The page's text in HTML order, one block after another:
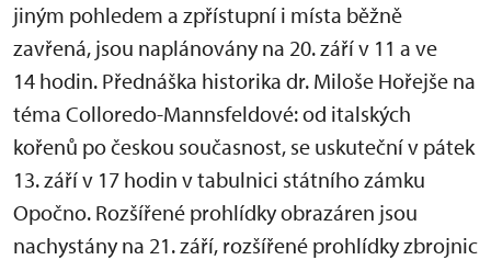
jiným pohledem a zpřístupní i místa běžně
zavřená, jsou naplánovány na 20. září v 11 a ve
14 hodin. Přednáška historika dr. Miloše Hořejše na
téma Colloredo-Mannsfeldové: od italských
kořenů po českou současnost, se uskuteční v pátek
13. září v 17 hodin v tabulnici státního zámku
Opočno. Rozšířené prohlídky obrazáren jsou
nachystány na 21. září, rozšířené prohlídky zbrojnic